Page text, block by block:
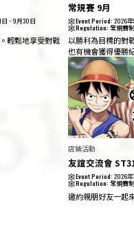
~ 9月30日
輕鬆地享受對戰
常規賽 9月
Event Period:2026
Regulation: 常規賽制
以勝利為目標的對
也有機會獲得優勝
店鋪活動
友誼交流會
Event Period:2026
Regulation: 常規賽制
邀約親朋好友一起